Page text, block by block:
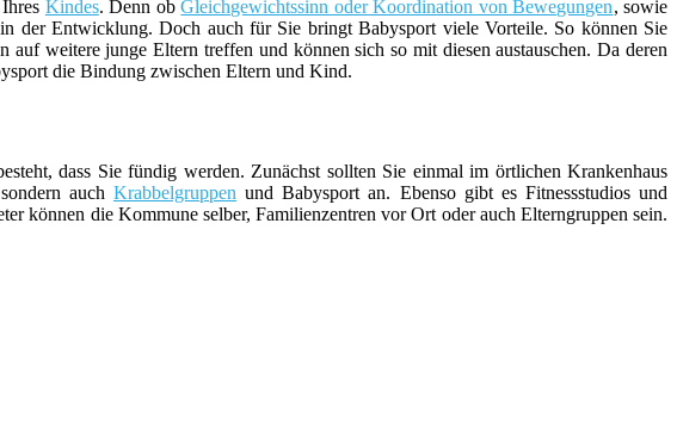
Kindes. Denn obGleichgewichtssinn oder Koordination von Bewegungen, sowie
der Entwicklung. Doch auch für Sie bringt Babysport viele Vorteile. So können Sie
weitere junge Eltern treffen und können sich so mit diesen austauschen. Da deren
die Bindung zwischen Eltern und Kind.
dass Sie fündig werden. Zunächst sollten Sie einmal im örtlichen Krankenhaus
auch Krabbelgruppenund Babysport an. Ebenso gibt es Fitnessstudios und
können die Kommune selber, Familienzentren vor Ort oder auch Elterngruppen sein.